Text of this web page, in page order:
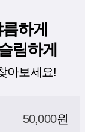
하게
림하게
아보세요!
50,000원